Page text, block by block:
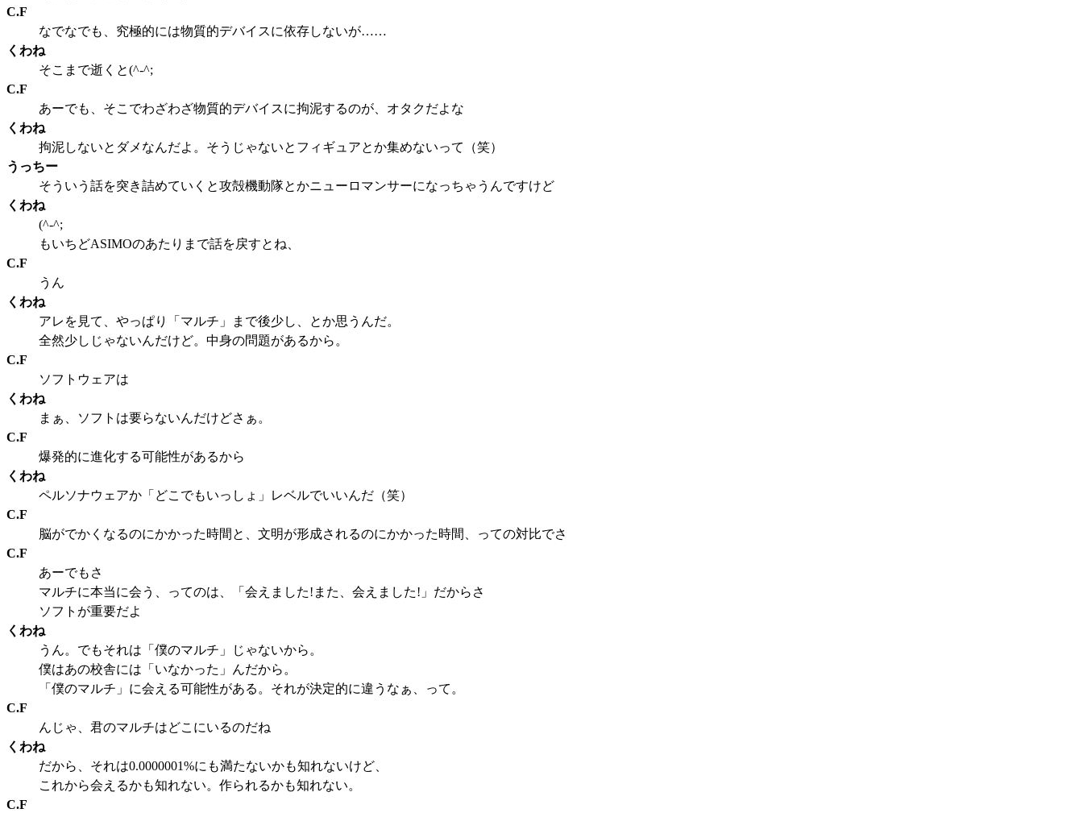
C.F
なでなでも、究極的には物質的デバイスに依存しないが……
くわね
そこまで逝くと(^-^;
C.F
あーでも、そこでわざわざ物質的デバイスに拘泥するのが、オタクだよな
くわね
拘泥しないとダメなんだよ。そうじゃないとフィギュアとか集めないって（笑）
うっちー
そういう話を突き詰めていくと攻殻機動隊とかニューロマンサーになっちゃうんですけど
くわね
(^-^;
もいちどASIMOのあたりまで話を戻すとね、
C.F
うん
くわね
アレを見て、やっぱり「マルチ」まで後少し、とか思うんだ。
全然少しじゃないんだけど。中身の問題があるから。
C.F
ソフトウェアは
くわね
まぁ、ソフトは要らないんだけどさぁ。
C.F
爆発的に進化する可能性があるから
くわね
ペルソナウェアか「どこでもいっしょ」レベルでいいんだ（笑）
C.F
脳がでかくなるのにかかった時間と、文明が形成されるのにかかった時間、っての対比でさ
C.F
あーでもさ
マルチに本当に会う、ってのは、「会えました!また、会えました!」だからさ
ソフトが重要だよ
くわね
うん。でもそれは「僕のマルチ」じゃないから。
僕はあの校舎には「いなかった」んだから。
「僕のマルチ」に会える可能性がある。それが決定的に違うなぁ、って。
C.F
んじゃ、君のマルチはどこにいるのだね
くわね
だから、それは0.0000001%にも満たないかも知れないけど、
これから会えるかも知れない。作られるかも知れない。
C.F